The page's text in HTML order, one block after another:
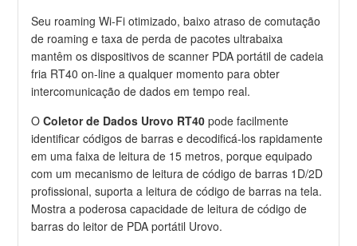
Seu roaming Wi-Fi otimizado, baixo atraso de comutação
de roaming e taxa de perda de pacotes ultrabaixa
mantêm os dispositivos de scanner PDA portátil de cadeia
fria RT40 on-line a qualquer momento para obter
intercomunicação de dados em tempo real.
OColetor de Dados Urovo RT40 pode facilmente
identificar códigos de barras e decodificá-los rapidamente
em uma faixa de leitura de 15 metros, porque equipado
com um mecanismo de leitura de código de barras 1D/2D
profissional, suporta a leitura de código de barras na tela.
Mostra a poderosa capacidade de leitura de código de
barras do leitor de PDA portátil Urovo.